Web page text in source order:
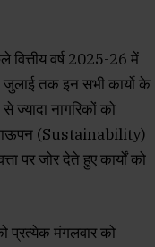
वित्तीय वर्ष 2025-26 में
तक इन सभी कार्यो के
ज्यादा नागरिकों को
(Sustainability)
पर जोर देते हुए कार्यों को
प्रत्येक मंगलवार को